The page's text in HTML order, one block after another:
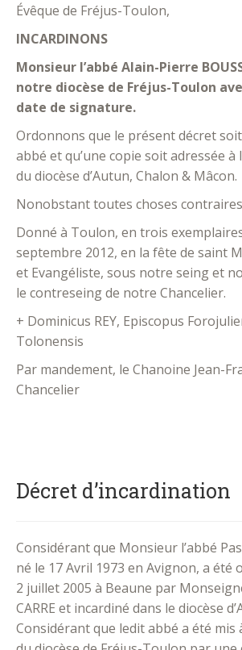
Évêque de Fréjus-Toulon,
INCARDINONS
Monsieur l’abbé Alain-Pierre
notre diocèse de Fréjus-Toulon
date de signature.
Ordonnons que le présent décret
abbé et qu’une copie soit adressée à
du diocèse d’Autun, Chalon & Mâcon.
Nonobstant toutes choses
Donné à Toulon, en trois
septembre 2012, en la fête de saint
et Evangéliste, sous notre seing et
le contreseing de notre Chancelier.
+ Dominicus REY, Episcopus
Tolonensis
Par mandement, le Chanoine Jean-
Chancelier
Décret d’incardination
Considérant que Monsieur l’abbé
né le 17 Avril 1973 en Avignon, a été
2 juillet 2005 à Beaune par
CARRE et incardiné dans le diocèse
Considérant que ledit abbé a été mis